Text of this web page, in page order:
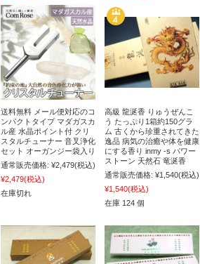
送料無料 メール便対応のコ
ンパクトタイプ マダガスカ
ル産 水晶ポイント付 クリ
スタルチューナー 音叉浄化
セット オーガンジー袋入り
通常販売価格: ¥2,479(税込)
¥2,479(税込)
在庫切れ
高級 龍涎香 りゅうぜんこ
う たっぷり1箱約150グラ
ム 古くから珍重されてきた
逸品 病気の治癒や体を健康
にする香り inmy -s パワー
ストーン 天然石 竜涎香
通常販売価格: ¥1,540(税込)
¥1,540(税込)
在庫 124 個